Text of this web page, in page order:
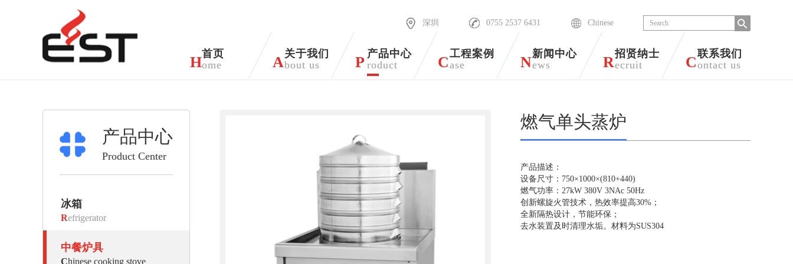
深圳 0755 2537 6431 Chinese
首页
ome
H
关于我们
bout us
A
产品中心
roduct
P
工程案例
ase
C
新闻中心
ews
N
招贤纳士
ecruit
R
联系我们
ontact us
C
产品中心
Product Center
冰箱
Refrigerator
中餐炉具
Chinese cooking stove
燃气单头蒸炉
产品描述：
设备尺寸：750×1000×(810+440)
燃气功率：27kW 380V 3NAc 50Hz
创新螺旋火管技术，热效率提高30%；
全新隔热设计，节能环保；
去水装置及时清理水垢。材料为SUS304